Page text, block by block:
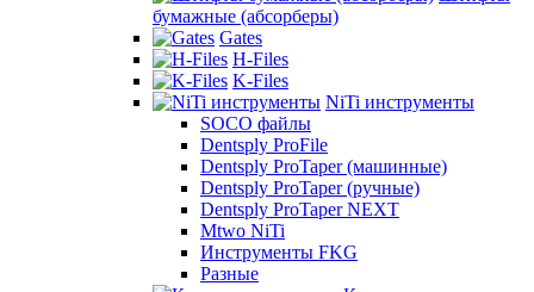
бумажные (абсорберы)
Gates
H-Files
K-Files
NiTi инструменты
SOCO файлы
Dentsply ProFile
Dentsply ProTaper (машинные)
Dentsply ProTaper (ручные)
Dentsply ProTaper NEXT
Mtwo NiTi
Инструменты FKG
Разные